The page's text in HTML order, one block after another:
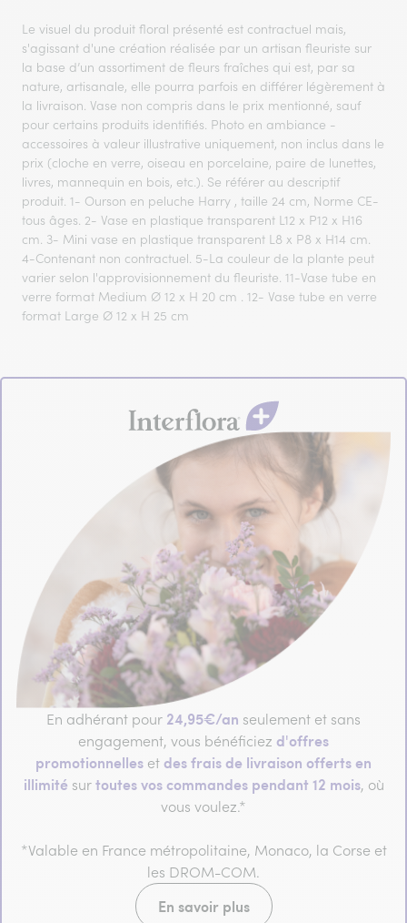
Le visuel du produit floral présenté est contractuel mais,
s'agissant d'une création réalisée par un artisan fleuriste sur
la base d’un assortiment de fleurs fraîches qui est, par sa
nature, artisanale, elle pourra parfois en différer légèrement à
la livraison. Vase non compris dans le prix mentionné, sauf
pour certains produits identifiés. Photo en ambiance -
accessoires à valeur illustrative uniquement, non inclus dans le
prix (cloche en verre, oiseau en porcelaine, paire de lunettes,
livres, mannequin en bois, etc.). Se référer au descriptif
produit. 1- Ourson en peluche Harry , taille 24 cm, Norme CE-
tous âges. 2- Vase en plastique transparent L12 x P12 x H16
cm. 3- Mini vase en plastique transparent L8 x P8 x H14 cm.
4-Contenant non contractuel. 5-La couleur de la plante peut
varier selon l'approvisionnement du fleuriste. 11-Vase tube en
verre format Medium Ø 12 x H 20 cm . 12- Vase tube en verre
format Large Ø 12 x H 25 cm
En adhérant pour 24,95€/an seulement et sans
engagement, vous bénéficiez d'offres
promotionnelles et des frais de livraison offerts en
illimité surtoutes vos commandes pendant 12 mois, où
vous voulez.*
*Valable en France métropolitaine, Monaco, la Corse et
les DROM-COM.
En savoir plus